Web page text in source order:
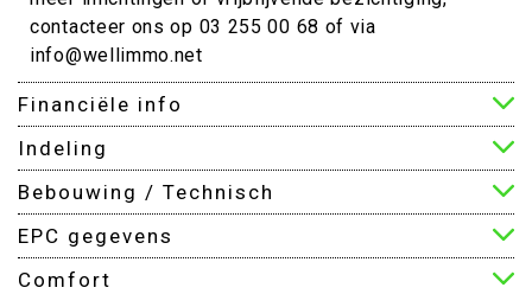
contacteer ons op 03 255 00 68 of via
info@wellimmo.net
Financiële info
Indeling
Bebouwing / Technisch
EPC gegevens
Comfort